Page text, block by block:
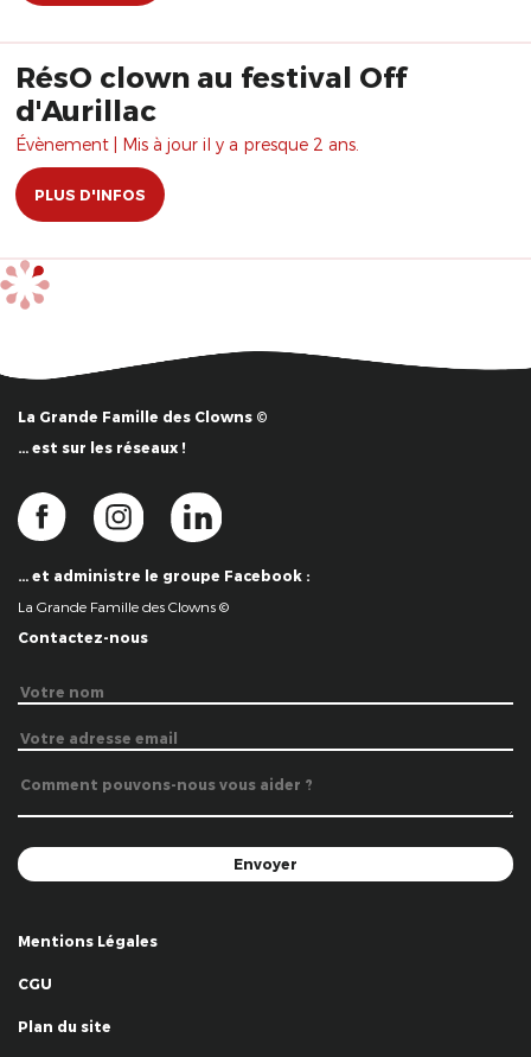
RésO clown au festival Off
d'Aurillac
Évènement | Mis à jour il y a presque 2 ans.
PLUS D'INFOS
La Grande Famille des Clowns ©
… est sur les réseaux !
… et administre le groupe Facebook :
La Grande Famille des Clowns ©
Contactez-nous
Mentions Légales
CGU
Plan du site